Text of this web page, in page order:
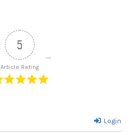
5
Article Rating
Login